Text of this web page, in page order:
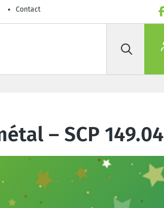
Contact
Rechercher
– SCP 149.04